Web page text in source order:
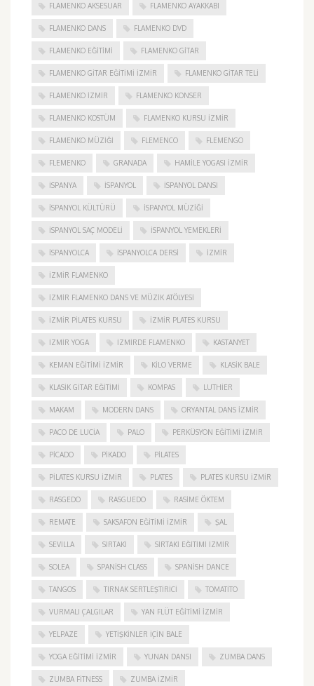
FLAMENKO AKSESUAR FLAMENKO AYAKKABI
FLAMENKO DANS FLAMENKO DVD
FLAMENKO EĞITIMI FLAMENKO GITAR
FLAMENKO GITAR EĞITIMI İZMIR FLAMENKO GITAR TELI
FLAMENKO IZMIR FLAMENKO KONSER
FLAMENKO KOSTÜM FLAMENKO KURSU İZMIR
FLAMENKO MÜZIĞI FLEMENCO FLEMENGO
FLEMENKO GRANADA HAMILE YOGASI İZMIR
ISPANYA İSPANYOL İSPANYOL DANSI
İSPANYOL KÜLTÜRÜ İSPANYOL MÜZIĞI
İSPANYOL SAÇ MODELI İSPANYOL YEMEKLERI
İSPANYOLCA İSPANYOLCA DERSI IZMIR
IZMIR FLAMENKO
İZMIR FLAMENKO DANS VE MÜZIK ATÖLYESI
İZMIR PILATES KURSU İZMIR PLATES KURSU
İZMIR YOGA IZMIRDE FLAMENKO KASTANYET
KEMAN EĞITIMI İZMIR KILO VERME KLASIK BALE
KLASIK GITAR EĞITIMI KOMPAS LUTHIER
MAKAM MODERN DANS ORYANTAL DANS İZMIR
PACO DE LUCIA PALO PERKÜSYON EĞITIMI İZMIR
PICADO PIKADO PILATES
PILATES KURSU İZMIR PLATES PLATES KURSU İZMIR
RASGEDO RASGUEDO RASIME ÖKTEM
REMATE SAKSAFON EĞITIMI İZMIR ŞAL
SEVILLA SIRTAKI SIRTAKI EĞITIMI İZMIR
SOLEA SPANISH CLASS SPANISH DANCE
TANGOS TIRNAK SERTLEŞTIRICI TOMATITO
VURMALI ÇALGILAR YAN FLÜT EĞITIMI İZMIR
YELPAZE YETIŞKINLER IÇIN BALE
YOGA EĞITIMI İZMIR YUNAN DANSI ZUMBA DANS
ZUMBA FITNESS ZUMBA İZMIR